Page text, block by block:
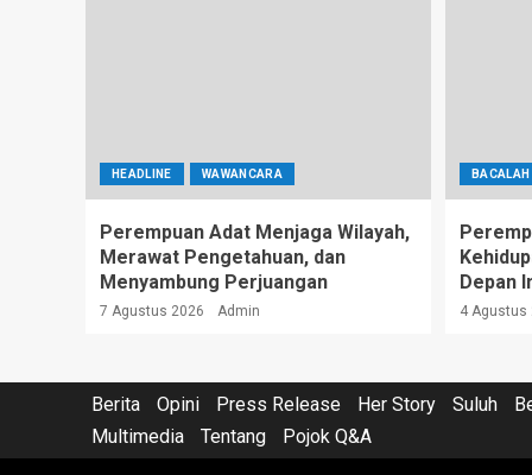
HEADLINE WAWANCARA
Perempuan Adat Menjaga Wilayah,
Merawat Pengetahuan, dan
Menyambung Perjuangan
7 Agustus 2026 Admin
BACALAH
Depan
4 Agustus
Berita Opini Press Release Her Story Suluh
Multimedia
Tentang Pojok Q&A